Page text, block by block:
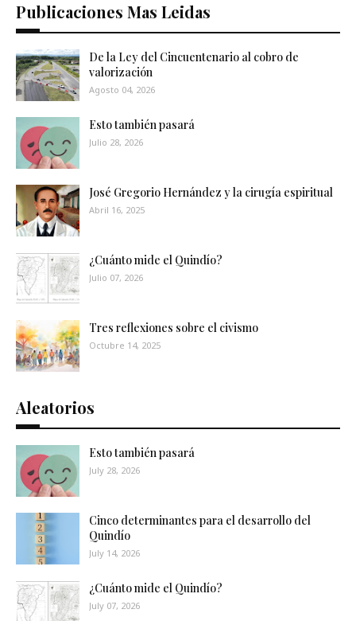
Publicaciones Mas Leidas
De la Ley del Cincuentenario al cobro de
valorización
Agosto 04, 2026
Esto también pasará
Julio 28, 2026
José Gregorio Hernández y la cirugía espiritual
Abril 16, 2025
¿Cuánto mide el Quindío?
Julio 07, 2026
Tres reflexiones sobre el civismo
Octubre 14, 2025
Aleatorios
Esto también pasará
July 28, 2026
Cinco determinantes para el desarrollo del
Quindío
July 14, 2026
¿Cuánto mide el Quindío?
July 07, 2026